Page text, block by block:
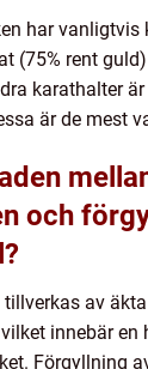
har vanligtvis
(75% rent
karathalter
är de mest
och
av
innebär en
Förgyllning